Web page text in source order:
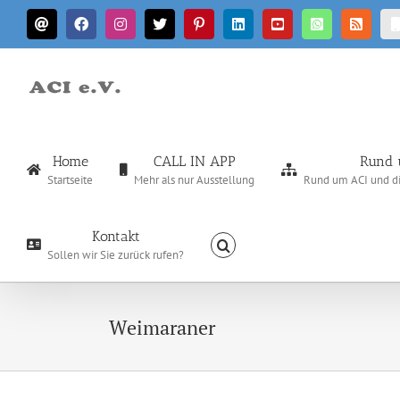
Zum
InhaltE-
Mail
FacebookInstagram
X PinterestLinkedInYouTubeWhatsApp
Rss
Home
Startseite
CALL IN APP
Mehr als nur Ausstellung
Rund
Rund um ACI und
Kontakt
Sollen wir Sie zurück rufen?
Weimaraner